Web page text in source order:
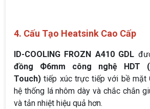
4. Cấu Tạo Heatsink Cao Cấp
ID-COOLING FROZN A410 GDL
đồng Ф6mm công nghệ HDT
Touch) tiếp xúc trực tiếp với bề mặt
hệ thống lá nhôm dày và chắc chắn
và tản nhiệt hiệu quả hơn.